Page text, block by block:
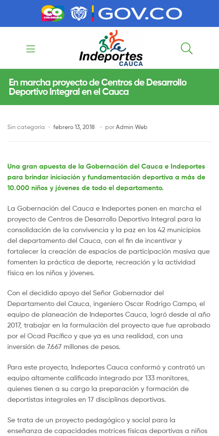
Indeportes
Cauca
En marcha proyecto de Centros de Desarrollo
Deportivo Integral en el Cauca
Sin categoría febrero 13, 2018 por Admin Web
Una gran apuesta de la Gobernación del Cauca e Indeportes
para brindar iniciación y fundamentación deportiva a más de
10.000 niños y jóvenes de todo el departamento.
La Gobernación del Cauca e Indeportes ponen en marcha el
proyecto de Centros de Desarrollo Deportivo Integral para la
consolidación de la convivencia y la paz en los 42 municipios
del departamento del Cauca, con el fin de incentivar y
fortalecer la creación de espacios de participación masiva que
fomenten la práctica de deporte, recreación y la actividad
física en los niños y jóvenes.
Con el decidido apoyo del Señor Gobernador del
Departamento del Cauca, ingeniero Oscar Rodrigo Campo, el
equipo de planeación de Indeportes Cauca, logró desde al año
2017, trabajar en la formulación del proyecto que fue aprobado
por el Ocad Pacífico y que ya es una realidad, con una
inversión de 7.667 millones de pesos.
Para este proyecto, Indeportes Cauca conformó y contrató un
equipo altamente calificado integrado por 133 monitores,
quienes tienen a su cargo la preparación y formación de
deportistas integrales en 17 disciplinas deportivas.
Se trata de un proyecto pedagógico y social para la
enseñanza de capacidades motrices físicas deportivas a niños